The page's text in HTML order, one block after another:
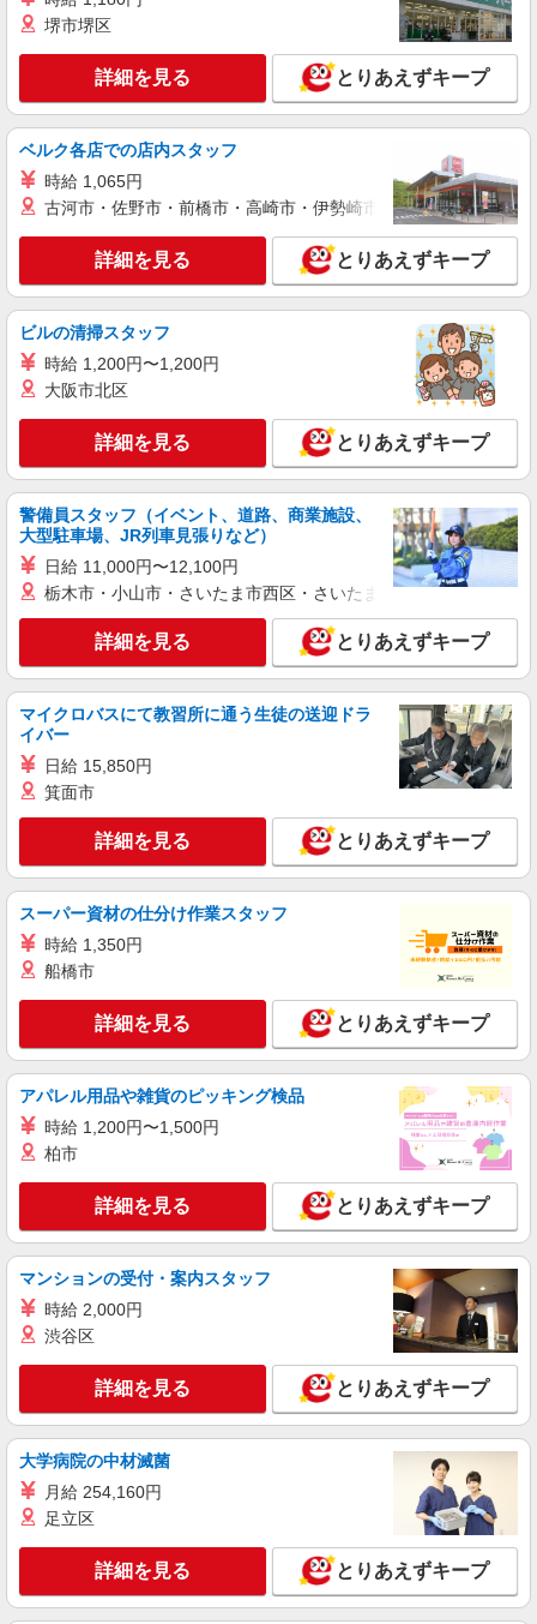
詳細を見る
紹介予定派遣
株式会社シエロ
【Y!mobile】人気機種に詳しくなれる携帯販
売
時給1400円〜 ※残業代支給 ★交通費別途支給
（規定あり） ゜+゜・。○。・゜+゜・。○。・゜
+゜ 入社祝い金10万円支給(規定有) お友達を紹介
頂くと, インセンティブ支給(規定有) ★月2回払
い・週払い可能（規程有）★ ゜・。○。・゜
+゜・。○。・゜+゜
愛知県刈谷市のY!mobileショップ
キープ 詳細を見る
派遣社員
株式会社シエロ
【au】人気機種に詳しくなれる携帯販売
時給1500円〜1900円（経験・能力による） ※
残業代支給 ★交通費別途支給（規定あり） ゜
+゜・。○。・゜+゜・。○。・゜+゜ 入社祝い金10
万円支給(規定有) お友達を紹介頂くと, インセンテ
ィブ支給(規定有) ★月2回払い・週払い可能（規程
有）★ ゜・。○。・゜+゜・。○。・゜+゜
愛知県刈谷市のauショップ
キープ 詳細を見る
派遣社員
【ドコモ】の店舗スタッフ
時給1400円〜 ※残業代支給 ★交通費別途支給
（規定あり） ゜+゜・。○。・゜+゜・。○。・゜
+゜ 入社祝い金10万円支給(規定有) お友達を紹介
頂くと, インセンティブ支給(規定有) ★月2回払
い・週払い可能（規程有）★ ゜・。○。・゜
愛知県刈谷市のdocomoショップ
キープ 詳細を見る
紹介予定派遣
株式会社シエロ
【softbank】の携帯販売スタッフ
時給1400円〜 ※残業代支給 ★交通費別途支給
い・週払い可能（規程有）★ ゜・。○。・゜
+゜・。○。・゜+゜
愛知県刈谷市のsoftbankショップ
キープ 詳細を見る
株式会社シエロ
携帯販売スタッフ【au】
月給273200円 ※研修期間6か月・時給1550円
※残業代支給 ★交通費別途支給（規定あり） ゜
+゜・。○。・゜+゜・。○。・゜+゜ 入社祝い金10
万円支給(規定有) お友達を紹介頂くと, インセンテ
ィブ支給(規定有) ゜・。○。・゜+゜・。○。・゜
+゜
愛知県刈谷市の家電量販店
キープ 詳細を見る
派遣社員
株式会社シエロ
携帯販売スタッフ【au】
月給273200円 ※研修期間6か月・時給1550円
※残業代支給 ★交通費別途支給（規定あり） ゜
+゜・。○。・゜+゜・。○。・゜+゜ 入社祝い金10
万円支給(規定有) お友達を紹介頂くと, インセンテ
ィブ支給(規定有) ゜・。○。・゜+゜・。○。・゜
+゜
愛知県刈谷市の家電量販店
キープ 詳細を見る
派遣社員
株式会社シエロ
スマホ携帯販売【エーユー】
堺市堺区
詳細を見る とりあえずキープ
ベルク各店での店内スタッフ
時給 1,065円
古河市・佐野市・前橋市・高崎市・伊勢崎市・太田市・館林市
詳細を見る とりあえずキープ
ビルの清掃スタッフ
時給 1,200円〜1,200円
大阪市北区
詳細を見る とりあえずキープ
警備員スタッフ（イベント、道路、商業施設、
大型駐車場、JR列車見張りなど）
日給 11,000円〜12,100円
栃木市・小山市・さいたま市西区・さいたま市岩槻区・久喜市・
詳細を見る とりあえずキープ
マイクロバスにて教習所に通う生徒の送迎ドラ
イバー
日給 15,850円
箕面市
詳細を見る とりあえずキープ
スーパー資材の仕分け作業スタッフ
時給 1,350円
船橋市
詳細を見る とりあえずキープ
アパレル用品や雑貨のピッキング検品
時給 1,200円〜1,500円
柏市
詳細を見る とりあえずキープ
マンションの受付・案内スタッフ
時給 2,000円
渋谷区
詳細を見る とりあえずキープ
大学病院の中材滅菌
月給 254,160円
足立区
詳細を見る とりあえずキープ